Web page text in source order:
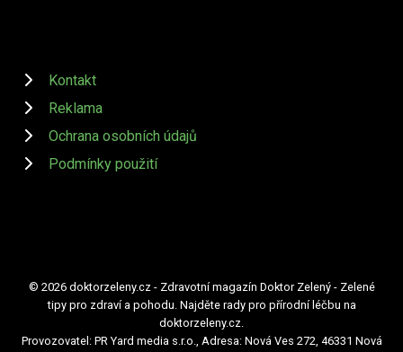
Kontakt
Reklama
Ochrana osobních údajů
Podmínky použití
© 2026 doktorzeleny.cz - Zdravotní magazín Doktor Zelený - Zelené
tipy pro zdraví a pohodu. Najděte rady pro přírodní léčbu na
doktorzeleny.cz.
Provozovatel: PR Yard media s.r.o., Adresa: Nová Ves 272, 46331 Nová